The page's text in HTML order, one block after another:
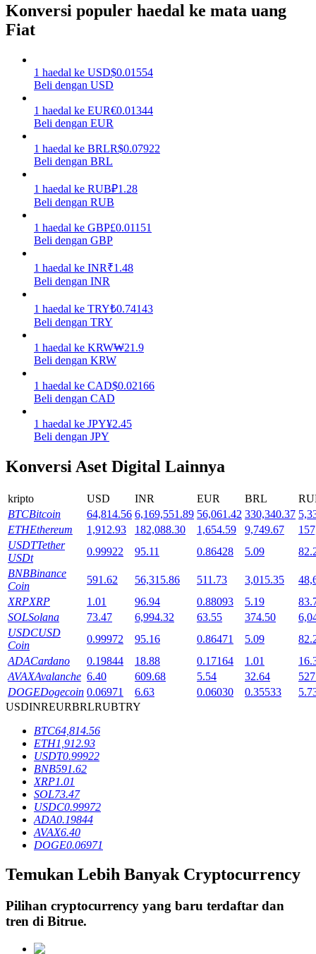
Menghasilkan
Dapatkan imbalan kompetitif setiap hari
Mempertaruhkan
Launchpool
Staking fleksibel untuk mendapatkan token populer
Penguncian BTR
Investasi eksklusif untuk pemegang BTR
Pinjaman
Layanan pinjaman yang didukung Crypto
Konversi populer haedal ke mata uang
Fiat
1 haedal ke USD$0.01554
Beli dengan USD
1 haedal ke EUR€0.01344
Beli dengan EUR
1 haedal ke BRLR$0.07922
Beli dengan BRL
1 haedal ke RUB₽1.28
Beli dengan RUB
1 haedal ke GBP£0.01151
Beli dengan GBP
1 haedal ke INR₹1.48
Beli dengan INR
1 haedal ke TRY₺0.74143
Beli dengan TRY
1 haedal ke KRW₩21.9
Beli dengan KRW
1 haedal ke CAD$0.02166
Beli dengan CAD
1 haedal ke JPY¥2.45
Beli dengan JPY
Konversi Aset Digital Lainnya
kripto USD INR EUR BRL
BTCBitcoin 64,814.56 6,169,551.89 56,061.42 330,340.37
ETHEthereum 1,912.93 182,088.30 1,654.59 9,749.67
USDTTether
USDt
0.99922 95.11 0.86428 5.09
BNBBinance
Coin
591.62 56,315.86 511.73 3,015.35
XRPXRP 1.01 96.94 0.88093 5.19
SOLSolana 73.47 6,994.32 63.55 374.50
USDCUSD
Coin
0.99972 95.16 0.86471 5.09
ADACardano 0.19844 18.88 0.17164 1.01
AVAXAvalanche 6.40 609.68 5.54 32.64
DOGEDogecoin 0.06971 6.63 0.06030 0.35533
USDINREURBRLRUBTRY
BTC64,814.56
ETH1,912.93
USDT0.99922
BNB591.62
XRP1.01
SOL73.47
USDC0.99972
ADA0.19844
AVAX6.40
DOGE0.06971
Temukan Lebih Banyak Cryptocurrency
Pilihan cryptocurrency yang baru terdaftar dan
tren di Bitrue.